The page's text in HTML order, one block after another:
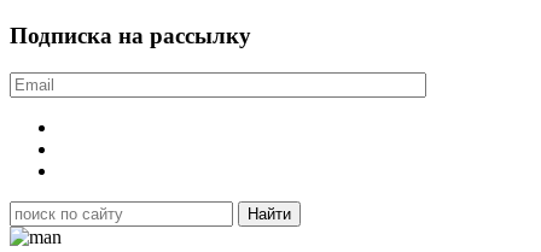
Подписка на рассылку